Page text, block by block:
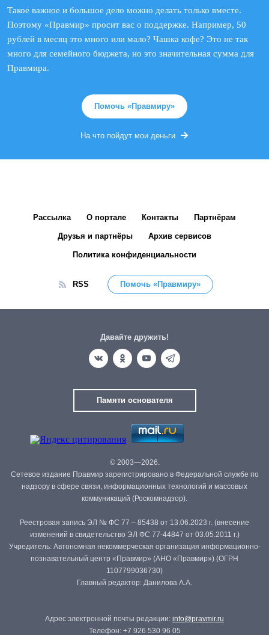
Такое важное и большое дело можно делать только вместе.
Поэтому «Правмир» просит вас о поддержке. Например, 50
рублей в месяц это много или мало? Чашка кофе? Это не так
много для семейного бюджета, но это значительная сумма для
Правмира.
Помочь «Правмиру»
На что пойдут мои деньги
Рассылка О портале Контакты Партнёрам
Друзья и партнёры Архив сервисов
Политика конфиденциальности
RSS Помочь «Правмиру»
Давайте дружить!
Памяти основателя
© 2003—2026.
Сетевое издание Правмир зарегистрировано в Федеральной службе по
надзору в сфере связи, информационных технологий и массовых
коммуникаций (Роскомнадзор).
Реестровая запись ЭЛ № ФС 77 – 85438 от 13.06.2023 г. (внесение
изменений в свидетельство ЭЛ ФС 77-44847 от 03.05.2011 г.)
Учредитель: Автономная некоммерческая организация информационно-
познавательный центр «Правмир» (АНО «Правмир») (ОГРН
1107799036730)
Главный редактор: Данилова А.А.
Адрес электронной почты редакции: info@pravmir.ru
Телефон: +7 926 530 96 05